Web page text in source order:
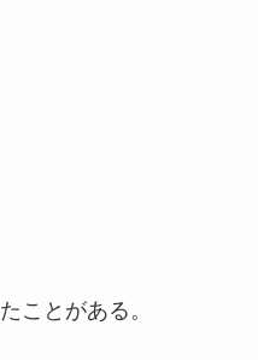
ことがある。